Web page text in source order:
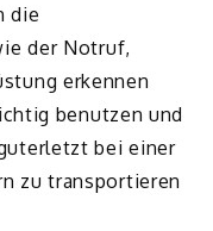
die
der Notruf,
erkennen
benutzen und
bei einer
zu transportieren